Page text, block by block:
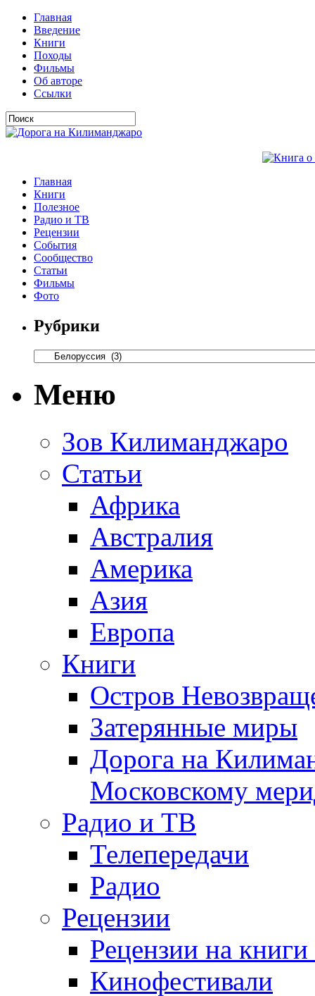
Главная
Введение
Книги
Походы
Фильмы
Об авторе
Ссылки
Главная
Книги
Полезное
Радио и ТВ
Рецензии
События
Сообщество
Статьи
Фильмы
Фото
Рубрики
Меню
Зов Килиманджаро
Статьи
Африка
Австралия
Америка
Азия
Европа
Книги
Остров
Затерянные миры
Дорога на
Московскому
Радио и ТВ
Телепередачи
Радио
Рецензии
Рецензии на
Кинофестивали